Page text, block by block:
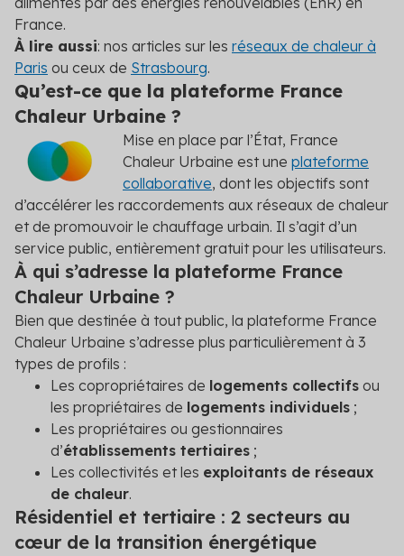
France.
À lire aussi: nos articles sur les réseaux de chaleur à
Paris ou ceux de Strasbourg.
Qu’est-ce que la plateforme France
Chaleur Urbaine ?
Mise en place par l’État, France
Chaleur Urbaine est une plateforme
collaborative, dont les objectifs sont
d’accélérer les raccordements aux réseaux de chaleur
et de promouvoir le chauffage urbain. Il s’agit d’un
service public, entièrement gratuit pour les utilisateurs.
À qui s’adresse la plateforme France
Chaleur Urbaine ?
Bien que destinée à tout public, la plateforme France
Chaleur Urbaine s’adresse plus particulièrement à 3
types de profils :
Les copropriétaires de logements collectifs ou
les propriétaires de logements individuels ;
Les propriétaires ou gestionnaires
d’établissements tertiaires ;
Les collectivités et les exploitants de réseaux
de chaleur.
Résidentiel et tertiaire : 2 secteurs au
cœur de la transition énergétique